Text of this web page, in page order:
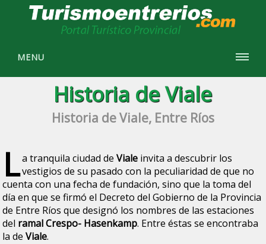
MENU
Historia de Viale
Historia de Viale, Entre Ríos
La tranquila ciudad deViale invita a descubrir los
vestigios de su pasado con la peculiaridad de que no
cuenta con una fecha de fundación, sino que la toma del
día en que se firmó el Decreto del Gobierno de la Provincia
de Entre Ríos que designó los nombres de las estaciones
del ramal Crespo- Hasenkamp. Entre éstas se encontraba
la deViale.